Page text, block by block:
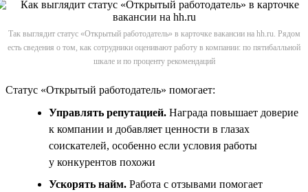
Так выглядит статус «Открытый работодатель» в карточке вакансии на hh.ru. Рядом
есть сведения о том, как сотрудники оценивают работу в компании: по пятибалльной
шкале и по проценту рекомендаций
Статус «Открытый работодатель» помогает:
Управлять репутацией. Награда повышает доверие
к компании и добавляет ценности в глазах
соискателей, особенно если условия работы
у конкурентов похожи
Ускорять найм. Работа с отзывами помогает